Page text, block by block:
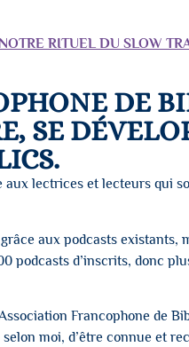
RITUEL DU SLOW
DE
SE
lectrices et lecteurs qui
aux podcasts
podcasts d’inscrits, donc
Francophone de
moi, d’être connue et